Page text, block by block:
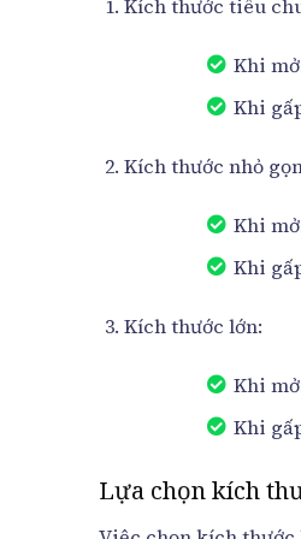
Kích thước tiêu
Khi
Khi
Kích thước nhỏ
Khi
Khi
Kích thước lớn:
Khi
Khi
Lựa chọn kích